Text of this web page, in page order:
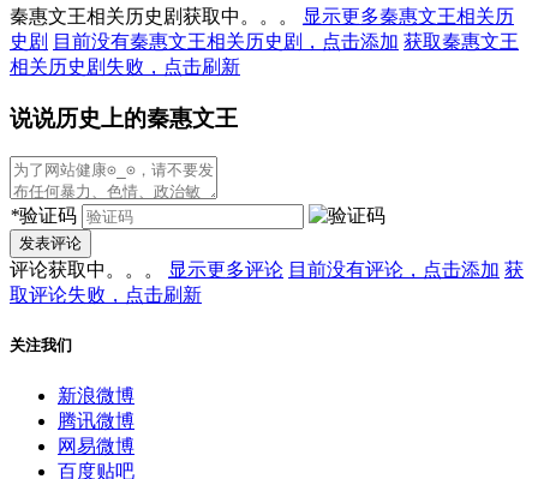
秦惠文王相关历史剧获取中。。。
显示更多秦惠文王相关历
史剧 目前没有秦惠文王相关历史剧，点击添加 获取秦惠文王
相关历史剧失败，点击刷新
说说历史上的秦惠文王
*验证码
发表评论
评论获取中。。。 显示更多评论 目前没有评论，点击添加 获
取评论失败，点击刷新
关注我们
新浪微博
腾讯微博
网易微博
百度贴吧